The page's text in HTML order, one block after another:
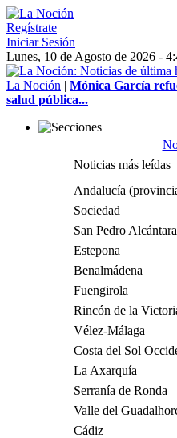
Regístrate
Iniciar Sesión
Lunes, 10 de Agosto de 2026 -
La Noción | Mónica García
salud pública...
Noticias más leídas
Andalucía
Sociedad
San Pedro Alcántara
Estepona
Benalmádena
Fuengirola
Rincón de la
Vélez-Málaga
Costa del Sol
La Axarquía
Serranía de Ronda
Valle del
Cádiz